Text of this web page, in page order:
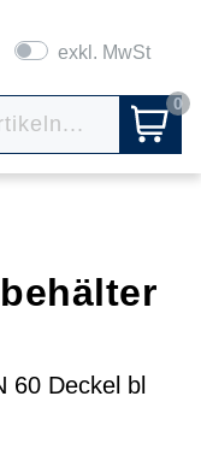
exkl. MwSt
0
60 Deckel bl